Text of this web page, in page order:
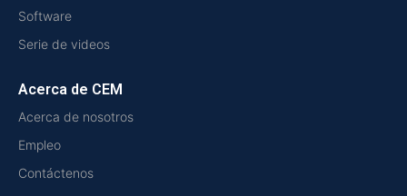
Software
Serie de videos
Acerca de CEM
Acerca de nosotros
Empleo
Contáctenos